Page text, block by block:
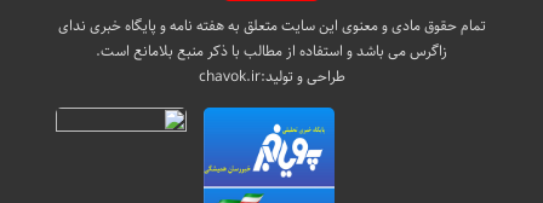
تمام حقوق مادی و معنوی این سایت متعلق به هفته نامه و پایگاه خبری ندای
زاگرس می باشد و استفاده از مطالب با ذکر منبع بلامانع است.
طراحی و تولید:chavok.ir